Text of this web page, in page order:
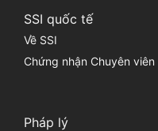
SSI quốc tế
Về SSI
Chứng nhận Chuyên viên
Pháp lý